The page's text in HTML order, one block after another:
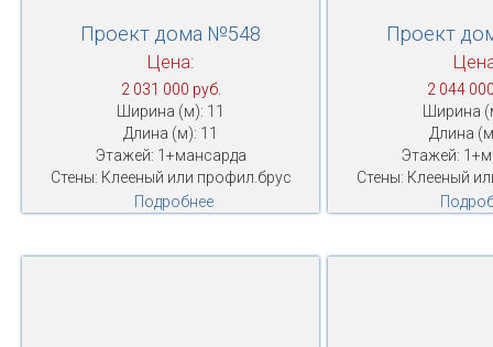
Проект дома №548
Цена:
2 031 000 руб.
Ширина (м): 11
Длина (м): 11
Этажей: 1+мансарда
Стены: Клееный или профил.брус
Подробнее
Проект
2 044
Ширина
Длина
Этажей:
Стены: Клееный